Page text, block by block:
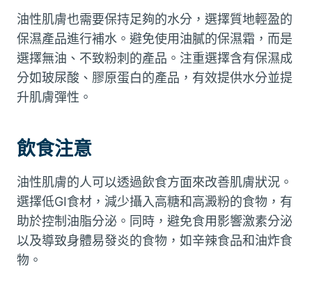
油性肌膚也需要保持足夠的水分，選擇質地輕盈的
保濕產品進行補水。避免使用油膩的保濕霜，而是
選擇無油、不致粉刺的產品。注重選擇含有保濕成
分如玻尿酸、膠原蛋白的產品，有效提供水分並提
升肌膚彈性。
飲食注意
油性肌膚的人可以透過飲食方面來改善肌膚狀況。
選擇低GI食材，減少攝入高糖和高澱粉的食物，有
助於控制油脂分泌。同時，避免食用影響激素分泌
以及導致身體易發炎的食物，如辛辣食品和油炸食
物。